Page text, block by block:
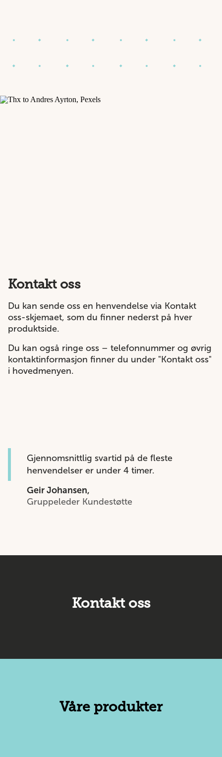
Kontakt oss
Du kan sende oss en henvendelse via Kontakt
oss-skjemaet, som du finner nederst på hver
produktside.
Du kan også ringe oss – telefonnummer og øvrig
kontaktinformasjon finner du under "Kontakt oss"
i hovedmenyen.
Gjennomsnittlig svartid på de fleste
henvendelser er under 4 timer.
Geir Johansen,
Gruppeleder Kundestøtte
Kontakt oss
Våre produkter